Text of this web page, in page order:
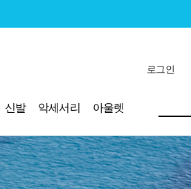
로그인
신발 악세서리
아울렛